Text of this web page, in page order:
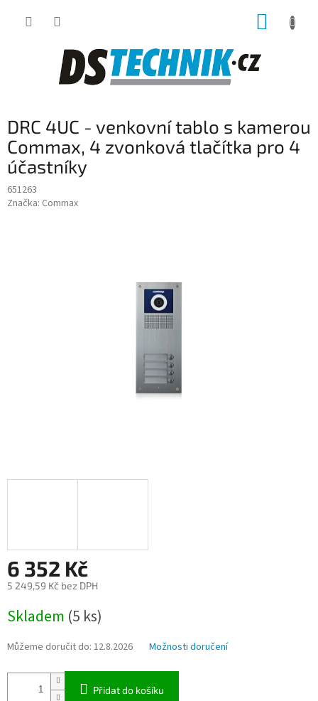
DRC 4UC - venkovní tablo s kamerou
Commax, 4 zvonková tlačítka pro 4
účastníky
651263
Značka: Commax
6 352 Kč
5 249,59 Kč bez DPH
cena:
Skladem (5 ks)
Můžeme doručit do: 12.8.2026 Možnosti doručení
Přidat do košíku